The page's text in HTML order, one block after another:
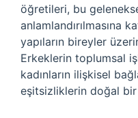
öğretileri, bu
anlamlandırılmasına
yapıların bireyler
Erkeklerin toplumsal
kadınların ilişkisel
eşitsizliklerin doğal bir